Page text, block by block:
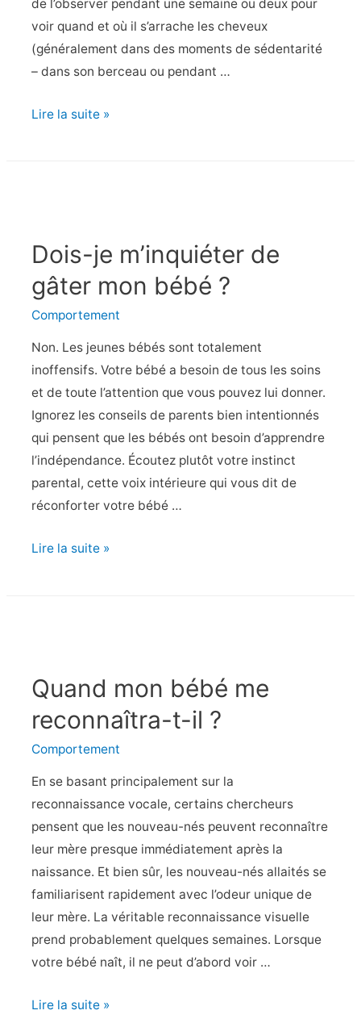
de l’observer pendant une semaine ou deux pour
voir quand et où il s’arrache les cheveux
(généralement dans des moments de sédentarité
– dans son berceau ou pendant …
Mon
Que
je
faire
?
Lire la suite »
Dois-je m’inquiéter de
gâter mon bébé ?
Comportement
Non. Les jeunes bébés sont totalement
inoffensifs. Votre bébé a besoin de tous les soins
et de toute l’attention que vous pouvez lui donner.
Ignorez les conseils de parents bien intentionnés
qui pensent que les bébés ont besoin d’apprendre
l’indépendance. Écoutez plutôt votre instinct
parental, cette voix intérieure qui vous dit de
réconforter votre bébé …
Dois-
bébé
Lire la suite »
Quand mon bébé me
reconnaîtra-t-il ?
Comportement
En se basant principalement sur la
reconnaissance vocale, certains chercheurs
pensent que les nouveau-nés peuvent reconnaître
leur mère presque immédiatement après la
naissance. Et bien sûr, les nouveau-nés allaités se
familiarisent rapidement avec l’odeur unique de
leur mère. La véritable reconnaissance visuelle
prend probablement quelques semaines. Lorsque
votre bébé naît, il ne peut d’abord voir …
Quand
Lire la suite »